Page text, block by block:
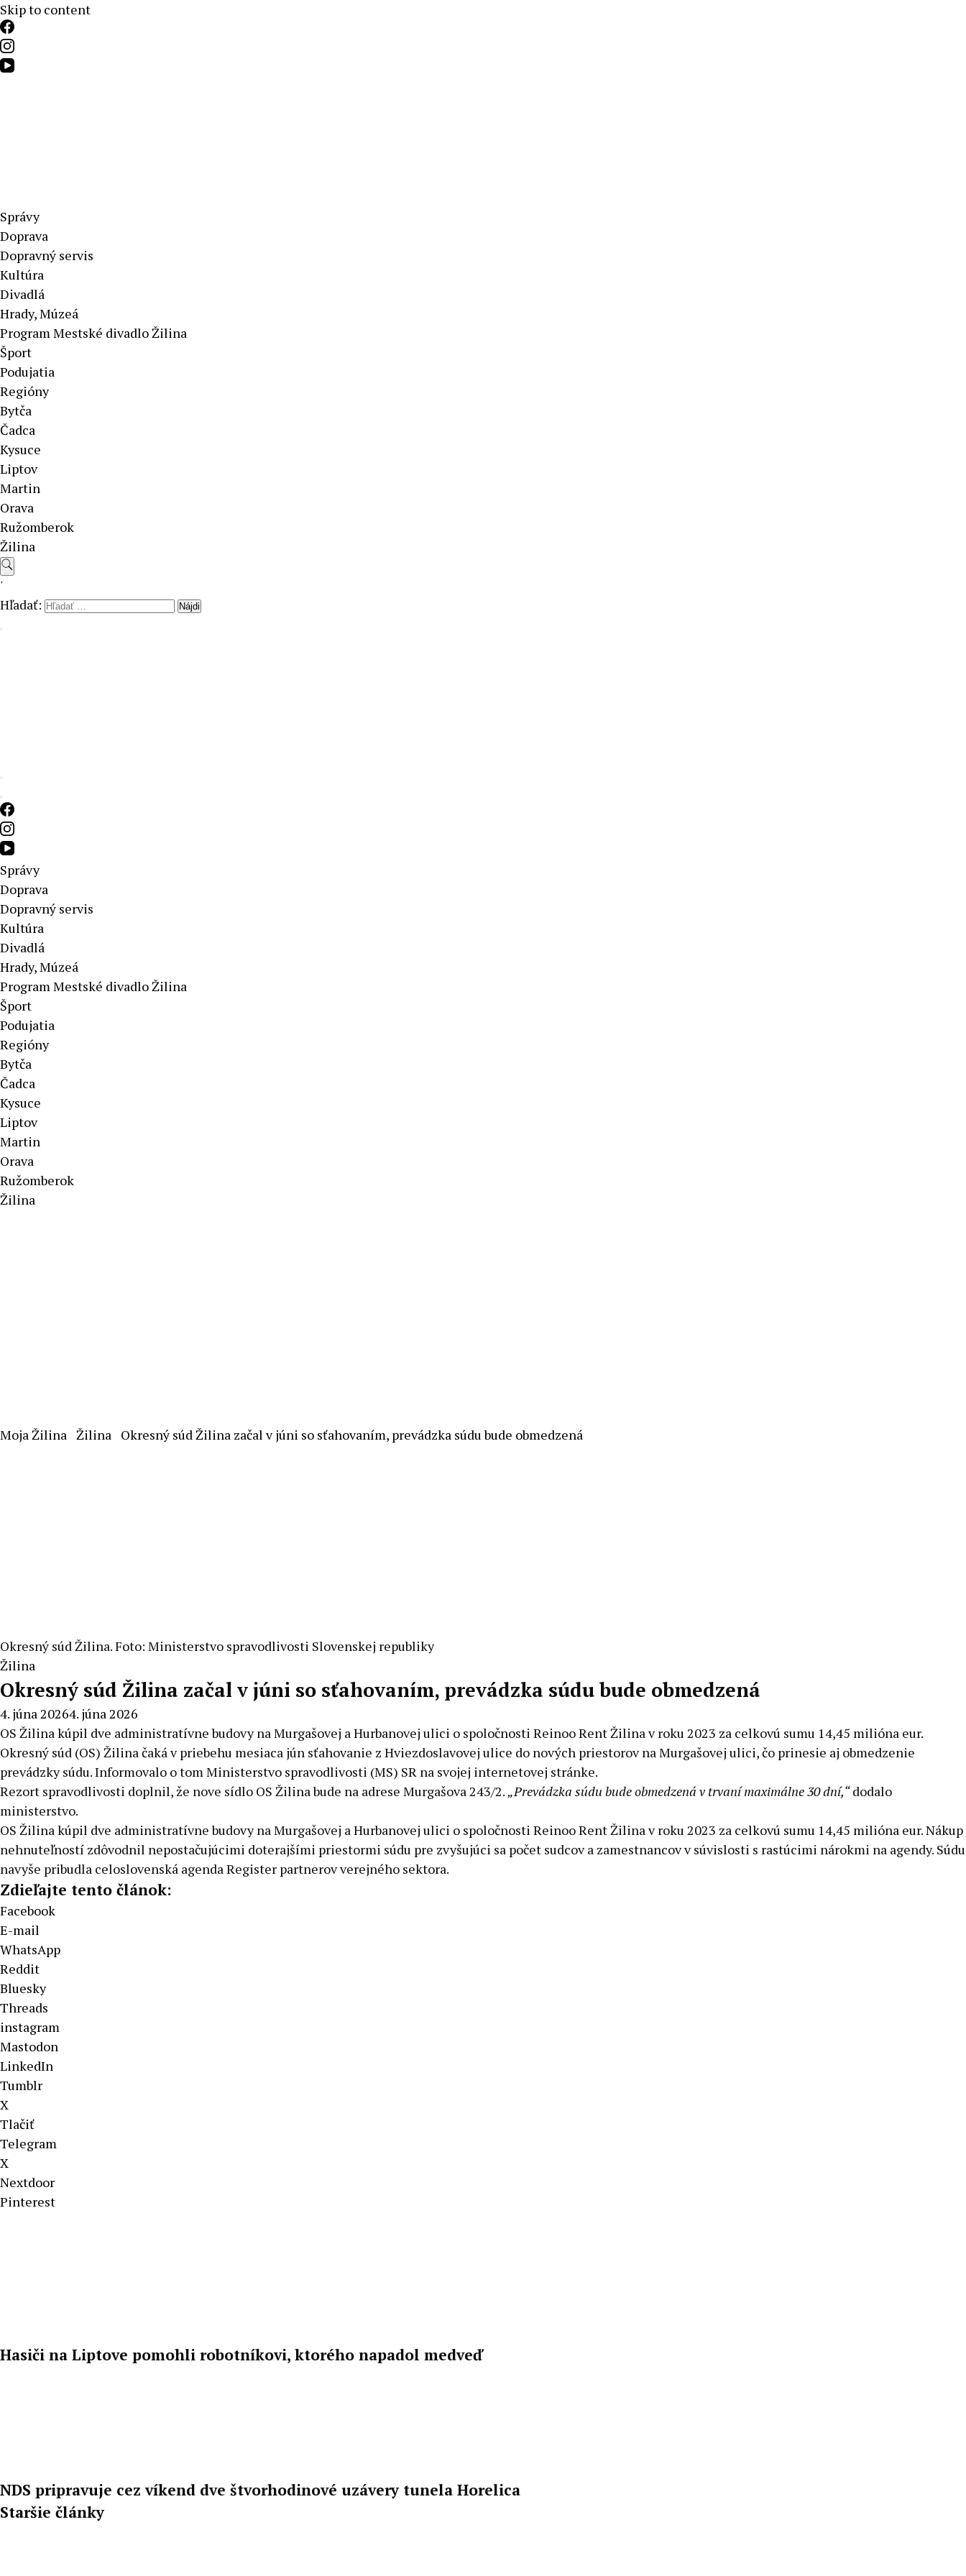
Skip to content
Aktuálne správy – severné Slovensko
Správy
Doprava
Dopravný servis
Kultúra
Divadlá
Hrady, Múzeá
Program Mestské divadlo Žilina
Šport
Podujatia
Regióny
Bytča
Čadca
Kysuce
Liptov
Martin
Orava
Ružomberok
Žilina
'
Hľadať:
Správy
Doprava
Dopravný servis
Kultúra
Divadlá
Hrady, Múzeá
Program Mestské divadlo Žilina
Šport
Podujatia
Regióny
Bytča
Čadca
Kysuce
Liptov
Martin
Orava
Ružomberok
Žilina
Moja Žilina Žilina Okresný súd Žilina začal v júni so sťahovaním, prevádzka súdu bude obmedzená
Okresný súd Žilina. Foto: Ministerstvo spravodlivosti Slovenskej republiky
Žilina
Okresný súd Žilina začal v júni so sťahovaním, prevádzka súdu bude obmedzená
4. júna 20264. júna 2026
OS Žilina kúpil dve administratívne budovy na Murgašovej a Hurbanovej ulici o spoločnosti Reinoo Rent Žilina v roku 2023 za celkovú sumu 14,45 milióna eur.
Okresný súd (OS) Žilina čaká v priebehu mesiaca jún sťahovanie z Hviezdoslavovej ulice do nových priestorov na Murgašovej ulici, čo prinesie aj obmedzenie
prevádzky súdu. Informovalo o tom Ministerstvo spravodlivosti (MS) SR na svojej internetovej stránke.
Rezort spravodlivosti doplnil, že nove sídlo OS Žilina bude na adrese Murgašova 243/2.„Prevádzka súdu bude obmedzená v trvaní maximálne 30 dní,“dodalo
ministerstvo.
OS Žilina kúpil dve administratívne budovy na Murgašovej a Hurbanovej ulici o spoločnosti Reinoo Rent Žilina v roku 2023 za celkovú sumu 14,45 milióna eur. Nákup
nehnuteľností zdôvodnil nepostačujúcimi doterajšími priestormi súdu pre zvyšujúci sa počet sudcov a zamestnancov v súvislosti s rastúcimi nárokmi na agendy. Súdu
navyše pribudla celoslovenská agenda Register partnerov verejného sektora.
Zdieľajte tento článok:
Facebook
E-mail
WhatsApp
Reddit
Bluesky
Threads
instagram
Mastodon
LinkedIn
Tumblr
X
Tlačiť
Telegram
X
Nextdoor
Pinterest
Hasiči na Liptove pomohli robotníkovi, ktorého napadol medveď
NDS pripravuje cez víkend dve štvorhodinové uzávery tunela Horelica
Staršie články